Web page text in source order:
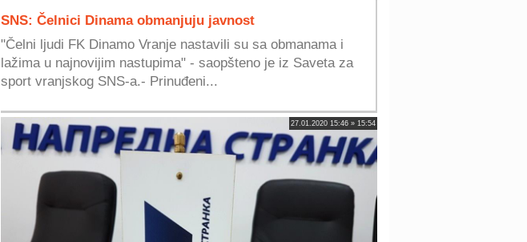
SNS: Čelnici Dinama obmanjuju javnost
"Čelni ljudi FK Dinamo Vranje nastavili su sa obmanama i
lažima u najnovijim nastupima" - saopšteno je iz Saveta za
sport vranjskog SNS-a.- Prinuđeni...
27.01.2020 15:46 » 15:54